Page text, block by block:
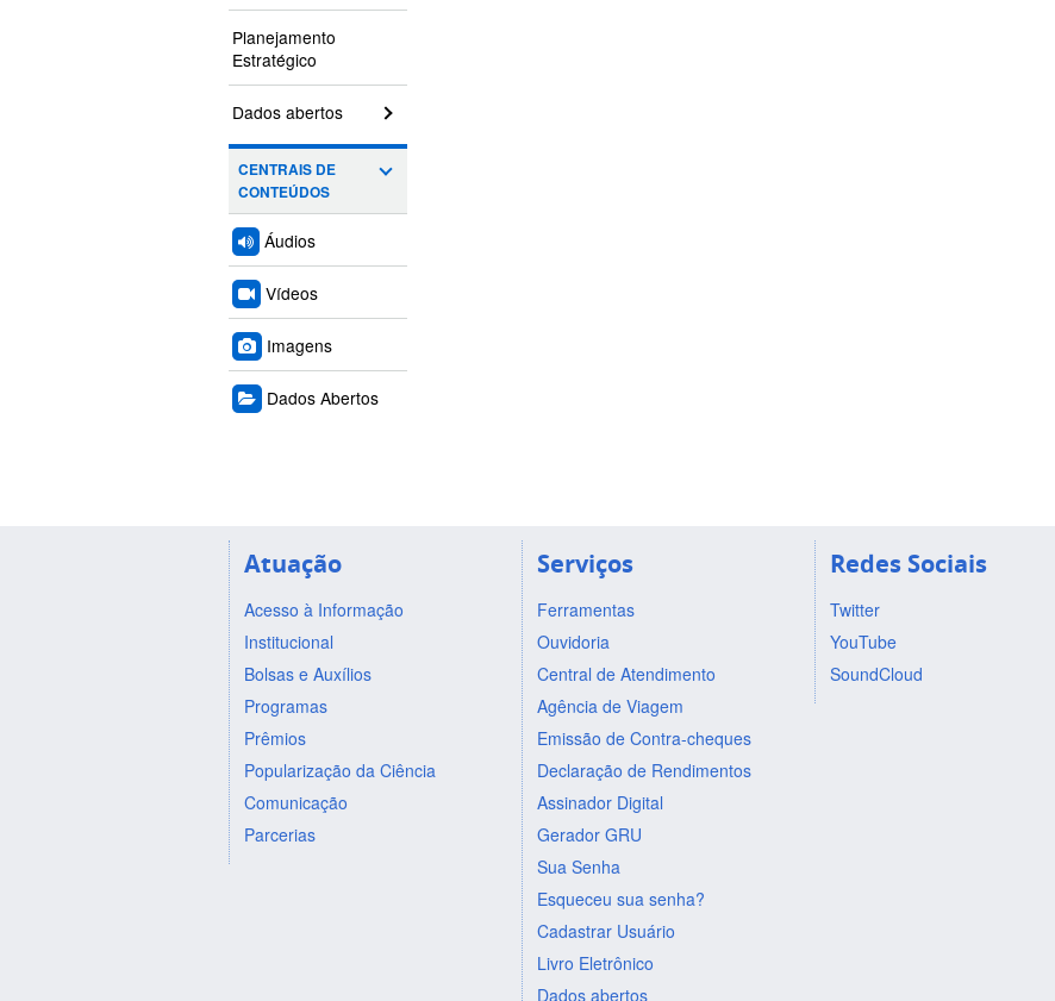
Planejamento
Estratégico
Dados abertos
CENTRAIS DE
CONTEÚDOS
Áudios
Vídeos
Imagens
Dados Abertos
Atuação
Acesso à Informação
Institucional
Bolsas e Auxílios
Programas
Prêmios
Popularização da Ciência
Comunicação
Parcerias
Serviços
Ferramentas
Ouvidoria
Central de Atendimento
Agência de Viagem
Emissão de Contra-cheques
Declaração de Rendimentos
Assinador Digital
Gerador GRU
Sua Senha
Esqueceu sua senha?
Cadastrar Usuário
Livro Eletrônico
Dados abertos
Redes Sociais
Twitter
YouTube
SoundCloud